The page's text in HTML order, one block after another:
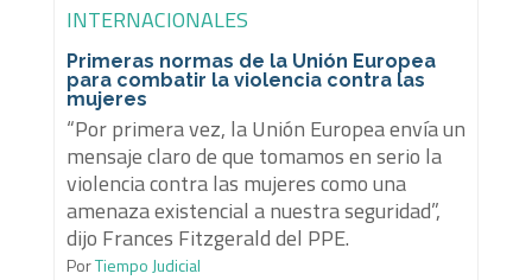
INTERNACIONALES
Primeras normas de la Unión Europea
para combatir la violencia contra las
mujeres
“Por primera vez, la Unión Europea envía un
mensaje claro de que tomamos en serio la
violencia contra las mujeres como una
amenaza existencial a nuestra seguridad”,
dijo Frances Fitzgerald del PPE.
PorTiempo Judicial